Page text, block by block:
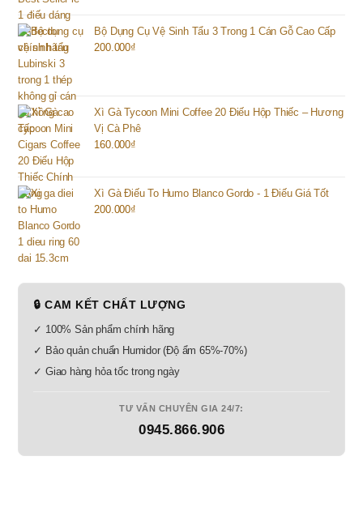
Bộ Dụng Cụ Vệ Sinh Tẩu 3 Trong 1 Cán Gỗ Cao Cấp
200.000₫
Xì Gà Tycoon Mini Coffee 20 Điếu Hộp Thiếc – Hương
Vị Cà Phê
160.000₫
Xì Gà Điếu To Humo Blanco Gordo - 1 Điếu Giá Tốt
200.000₫
🔒 CAM KẾT CHẤT LƯỢNG
✓ 100% Sản phẩm chính hãng
✓ Bảo quản chuẩn Humidor (Độ ẩm 65%-70%)
✓ Giao hàng hỏa tốc trong ngày
TƯ VẤN CHUYÊN GIA 24/7:
0945.866.906